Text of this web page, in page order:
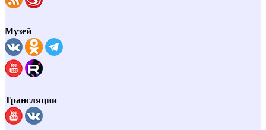
Музей
Трансляции